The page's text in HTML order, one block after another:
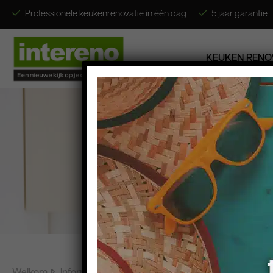
Keuken renoveren
Gratis E-Books
Foto’s & Video’s
Contact
Professionele keukenrenovatie in één dag 5 jaar garantie
KEUKEN